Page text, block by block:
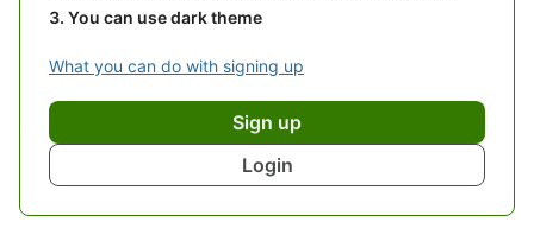
You can use dark theme
What you can do with signing up
Sign up
Login